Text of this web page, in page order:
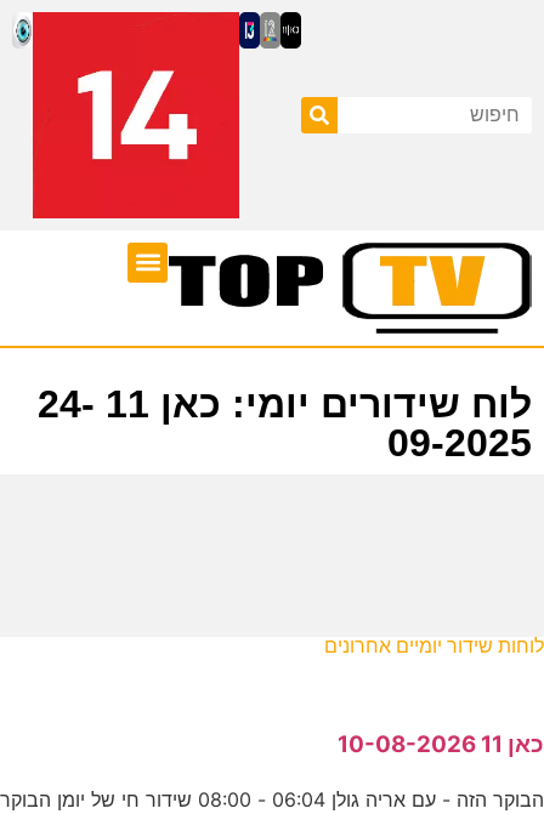
לוח שידורים יומי: כאן 11 24-
09-2025
לוחות שידור יומיים אחרונים
כאן 11 10-08-2026
הבוקר הזה - עם אריה גולן 06:04 - 08:00 שידור חי של יומן הבוקר